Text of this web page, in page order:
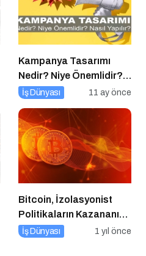
Kampanya Tasarımı
Nedir? Niye Önemlidir?
Kampanya Tasarımı
İş Dünyası 11 ay önce
Bitcoin, İzolasyonist
Politikaların Kazananı
Olabilir
İş Dünyası 1 yıl önce